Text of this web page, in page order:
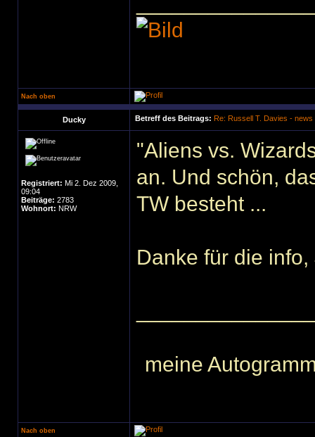
Nach oben
Ducky Betreff des Beitrags: Re: Russell T. Davies - news
Registriert: Mi 2. Dez 2009,
09:04
Beiträge: 2783
Wohnort: NRW
"Aliens vs.
an. Und schön,
TW besteht ...
Danke für die info,
meine
Nach oben